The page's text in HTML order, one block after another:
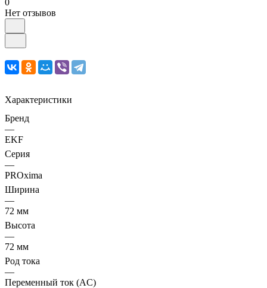
Нет отзывов
Характеристики
Бренд
—
EKF
Серия
—
PROxima
Ширина
—
72 мм
Высота
—
72 мм
Род тока
—
Переменный ток (AC)